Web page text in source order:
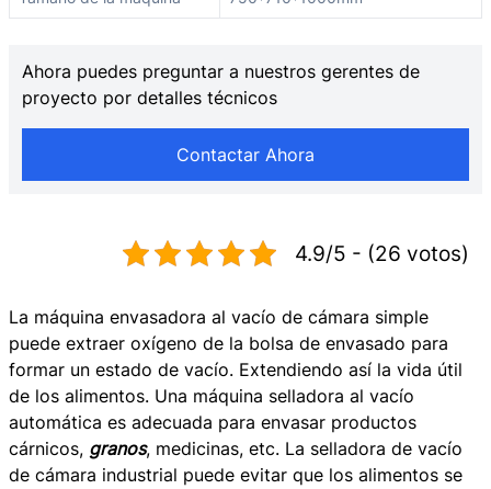
Ahora puedes preguntar a nuestros gerentes de
proyecto por detalles técnicos
Contactar Ahora
4.9/5 - (26 votos)
La máquina envasadora al vacío de cámara simple
puede extraer oxígeno de la bolsa de envasado para
formar un estado de vacío. Extendiendo así la vida útil
de los alimentos. Una máquina selladora al vacío
automática es adecuada para envasar productos
cárnicos, granos, medicinas, etc. La selladora de vacío
de cámara industrial puede evitar que los alimentos se